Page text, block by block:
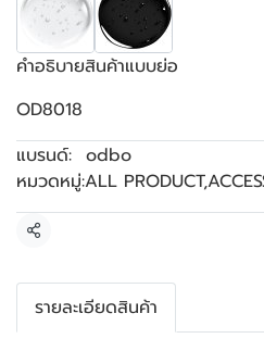
คำอธิบายสินค้าแบบย่อ
OD8018
แบรนด์: odbo
หมวดหมู่:ALL PRODUCT,
แชร์
รายละเอียดสินค้า